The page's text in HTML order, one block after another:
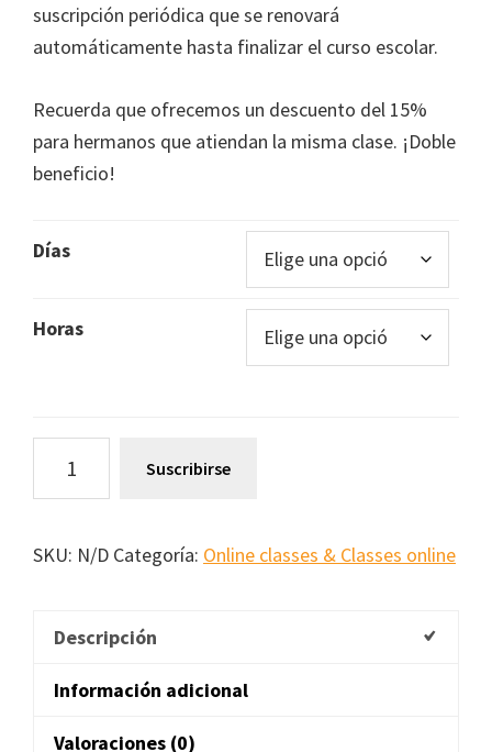
suscripción periódica que se renovará
automáticamente hasta finalizar el curso escolar.
Recuerda que ofrecemos un descuento del 15%
para hermanos que atiendan la misma clase. ¡Doble
beneficio!
Días
Horas
book
suscripción
Suscribirse
SKU: N/D Categoría: Online classes & Classes online
Descripción
Información adicional
Valoraciones (0)